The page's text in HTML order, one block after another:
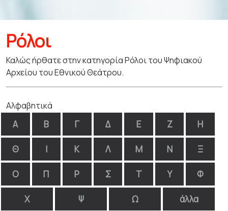
Ρόλοι
Καλώς ήρθατε στην κατηγορία Ρόλοι του Ψηφιακού
Αρχείου του Εθνικού Θεάτρου.
Αλφαβητικά
Α Β Γ Δ Ε Ζ Η
Θ Ι Κ Λ Μ Ν Ξ
Ο Π Ρ Σ Τ Υ Φ
Χ Ψ Ω άλλα